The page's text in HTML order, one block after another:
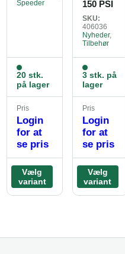
Speeder
20 stk.
på lager
Pris
Login
for at
se pris
Vælg
variant
150 PSI
SKU:
406036
Nyheder,
Tilbehør
3 stk. på
lager
Pris
Login
for at
se pris
Vælg
variant